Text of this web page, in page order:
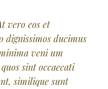
vero eos et
dignissimos ducimus
veni um
sint occaecati
similique sunt